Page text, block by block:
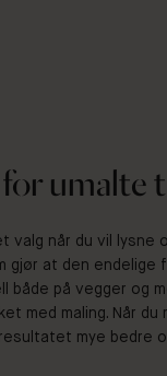
umalte
valg når du vil lysne
gjør at den endelige
både på vegger og
med maling. Når du
resultatet mye bedre